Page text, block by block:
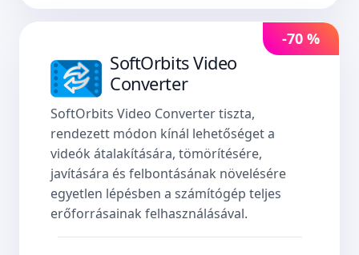
-70 %
SoftOrbits Video
Converter
SoftOrbits Video Converter tiszta,
rendezett módon kínál lehetőséget a
videók átalakítására, tömörítésére,
javítására és felbontásának növelésére
egyetlen lépésben a számítógép teljes
erőforrásainak felhasználásával.